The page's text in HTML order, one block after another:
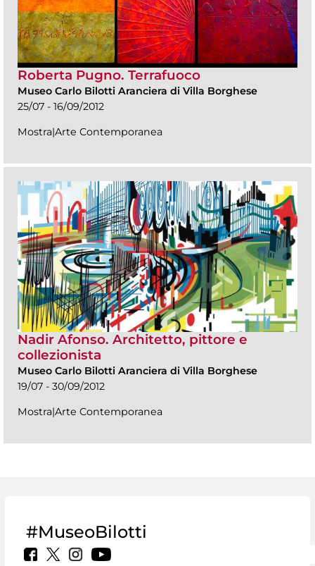
Roberta Pugno. Terrafuoco
Museo Carlo Bilotti Aranciera di Villa Borghese
25/07 - 16/09/2012
Mostra|Arte Contemporanea
Nadir Afonso. Architetto, pittore e
collezionista
Museo Carlo Bilotti Aranciera di Villa Borghese
19/07 - 30/09/2012
Mostra|Arte Contemporanea
#MuseoBilotti